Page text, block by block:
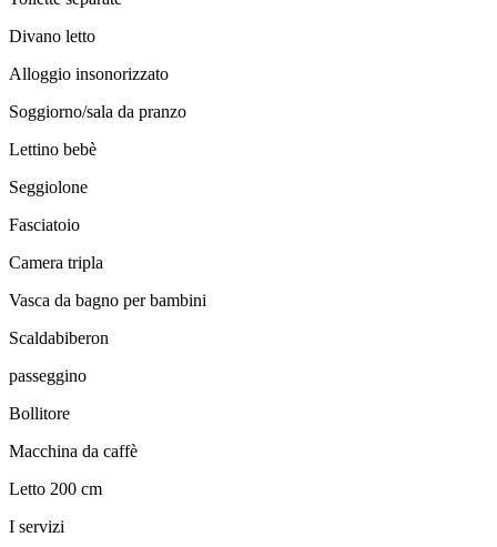
Divano letto
Alloggio insonorizzato
Soggiorno/sala da pranzo
Lettino bebè
Seggiolone
Fasciatoio
Camera tripla
Vasca da bagno per bambini
Scaldabiberon
passeggino
Bollitore
Macchina da caffè
Letto 200 cm
I servizi